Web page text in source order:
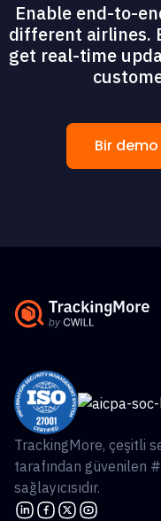
Enable end-to-
different airlines.
get real-time
Bir
TrackingMore, çeşitli
tarafından güvenilen
sağlayıcısıdır.